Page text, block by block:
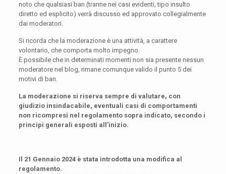
noto che qualsiasi ban (tranne nei casi evidenti, tipo insulto
diretto ed esplicito) verrà discusso ed approvato collegialmente
dai moderatori.
Si ricorda che la moderazione è una attività, a carattere
volontario, che comporta molto impegno.
È possibile che in determinati momenti non sia presente nessun
moderatore nel blog, rimane comunque valido il punto 5 dei
motivi di ban.
La moderazione si riserva sempre di valutare, con
giudizio insindacabile, eventuali casi di comportamenti
non ricompresi nel regolamento sopra indicato, secondo i
principi generali esposti all’inizio.
Il 21 Gennaio 2024 è stata introdotta una modifica al
regolamento.